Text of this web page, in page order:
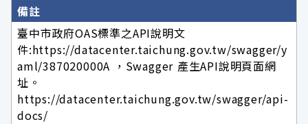
備註
臺中市政府OAS標準之API說明文
件:https://datacenter.taichung.gov.tw/swagger/y
aml/387020000A ，Swagger 產生API說明頁面網
址。
https://datacenter.taichung.gov.tw/swagger/api-
docs/